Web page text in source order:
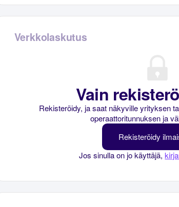
Verkkolaskutus
Vain
Rekisteröidy, ja saat näkyville yrityksen
operaattoritunnuksen ja
Rekisteröidy
Jos sinulla on jo käyttäjä,